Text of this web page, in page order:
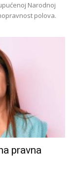
Narodnoj
polova.
pravna